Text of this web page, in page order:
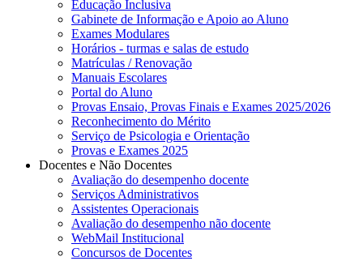
Educação Inclusiva
Gabinete de Informação e Apoio ao Aluno
Exames Modulares
Horários - turmas e salas de estudo
Matrículas / Renovação
Manuais Escolares
Portal do Aluno
Provas Ensaio, Provas Finais e Exames 2025/2026
Reconhecimento do Mérito
Serviço de Psicologia e Orientação
Provas e Exames 2025
Docentes e Não Docentes
Avaliação do desempenho docente
Serviços Administrativos
Assistentes Operacionais
Avaliação do desempenho não docente
WebMail Institucional
Concursos de Docentes